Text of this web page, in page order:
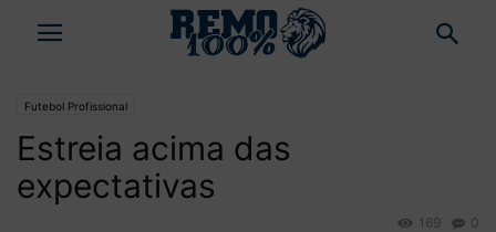
Futebol Profissional
Estreia acima das
expectativas
0
169